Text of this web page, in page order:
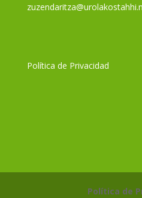
Política de Privacidad
Política de